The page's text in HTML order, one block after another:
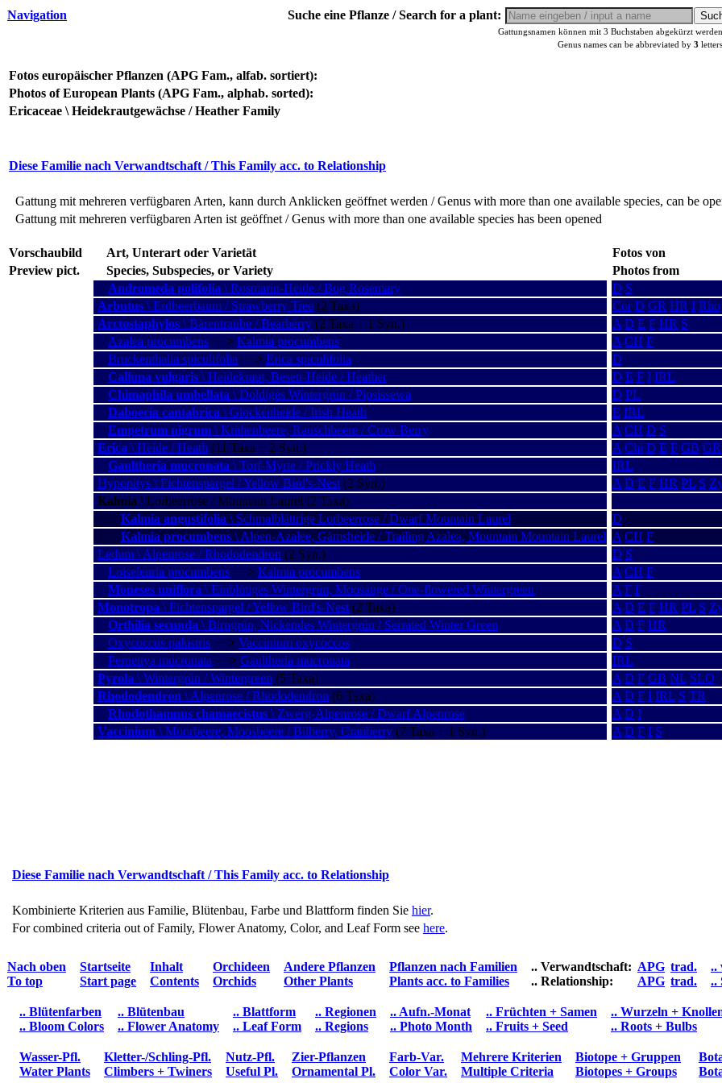
Navigation Suche eine Pflanze / Search for a plant:
Gattungsnamen können mit 3 Buchstaben abgekürzt
Genus names can be abbreviated by 3
Fotos europäischer Pflanzen (APG Fam., alfab. sortiert):
Photos of European Plants (APG Fam., alphab. sorted):
Ericaceae \ Heidekrautgewächse / Heather Family
Diese Familie nach Verwandtschaft / This Family acc. to Relationship
Gattung mit mehreren verfügbaren Arten, kann durch Anklicken geöffnet werden / Genus with more than one available species, can be
Gattung mit mehreren verfügbaren Arten ist geöffnet / Genus with more than one available species has been opened
Vorschaubild Art, Unterart oder Varietät
Fotos von
Preview pict.
Species, Subspecies, or Variety
Photos from
Andromeda polifolia \ Rosmarin-Heide / Bog Rosemary D S
Arbutus \ Erdbeerbaum / Strawberry Tree (2 Taxa) Cor D GR HR I Rho
Arctostaphylos \ Bärentraube / Bearberry (2 Taxa + 1 Syn.) A D E F HR S
Azalea procumbens −−> Kalmia procumbens A CH F
Bruckenthalia spiculifolia −−> Erica spiculifolia
D
Calluna vulgaris \ Heidekraut, Besen-Heide / Heather D E F I IRL
Chimaphila umbellata \ Doldiges Wintergrün / Pipsissewa D PL
Daboecia cantabrica \ Glockenheide / Irish Heath E IRL
Empetrum nigrum \ Krähenbeere, Rauschbeere / Crow Berry A CH D S
Erica \ Heide / Heath (11 Taxa + 2 Syn.) A Chi D E F GB GR
Gaultheria mucronata \ Torf-Myrte / Prickly Heath
IRL
Hypopitys \ Fichtenspargel / Yellow Bird's-Nest (2 Syn.) A D E F HR PL S
Kalmia \ Lorbeerrose / Mountain Laurel (2 Taxa)
Kalmia angustifolia \ Schmalblättrige Lorbeerrose / Dwarf Mountain Laurel
D
Kalmia procumbens \ Alpen-Azalee, Gämsheide / Trailing Azalea, Mountain Mountain Laurel A CH F
Ledum \ Alpenrose / Rhododendron (2 Syn.) D S
Loiseleuria procumbens −−> Kalmia procumbens A CH F
Moneses uniflora \ Einblütiges Wintergrün, Moosauge / One-flowered Wintergreen A F I
Monotropa \ Fichtenspargel / Yellow Bird's-Nest (2 Taxa) A D E F HR PL S
Orthilia secunda \ Birngrün, Nickendes Wintergrün / Serrated Winter Green A D F HR
Oxycoccus palustris −−> Vaccinium oxycoccos D S
Pernettya mucronata −−> Gaultheria mucronata
IRL
Pyrola \ Wintergrün / Wintergreen (5 Taxa) A D F GB NL SLO
Rhododendron \ Alpenrose / Rhododendron (6 Taxa) A D F I IRL S TR
Rhodothamnus chamaecistus \ Zwerg-Alpenrose / Dwarf Alpenrose A D I
Vaccinium \ Moorbeere, Moosbeere / Bilberry, Cranberry (7 Taxa + 1 Syn.) A D F I S
Diese Familie nach Verwandtschaft / This Family acc. to Relationship
Kombinierte Kriterien aus Familie, Blütenbau, Farbe und Blattform finden Sie hier.
For combined criteria out of Family, Flower Anatomy, Color, and Leaf Form see here.
Nach oben
To top
Startseite
Start page
Inhalt
Contents
Orchideen
Orchids
Andere Pflanzen
Other Plants
Pflanzen nach Familien
Plants acc. to Families
.. Verwandtschaft:
.. Relationship:
APG
APG
trad.
trad.
..
..
.. Blütenfarben
.. Bloom Colors
.. Blütenbau
.. Flower Anatomy
.. Blattform
.. Leaf Form
.. Regionen
.. Regions
.. Aufn.-Monat
.. Photo Month
.. Früchten + Samen
.. Fruits + Seed
.. Wurzeln +
.. Roots + Bulbs
Wasser-Pfl.
Water Plants
Kletter-/Schling-Pfl.
Climbers + Twiners
Nutz-Pfl.
Useful Pl.
Zier-Pflanzen
Ornamental Pl.
Farb-Var.
Color Var.
Mehrere Kriterien
Multiple Criteria
Biotope + Gruppen
Biotopes + Groups